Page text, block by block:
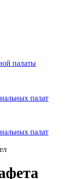
палаты
палат
палат